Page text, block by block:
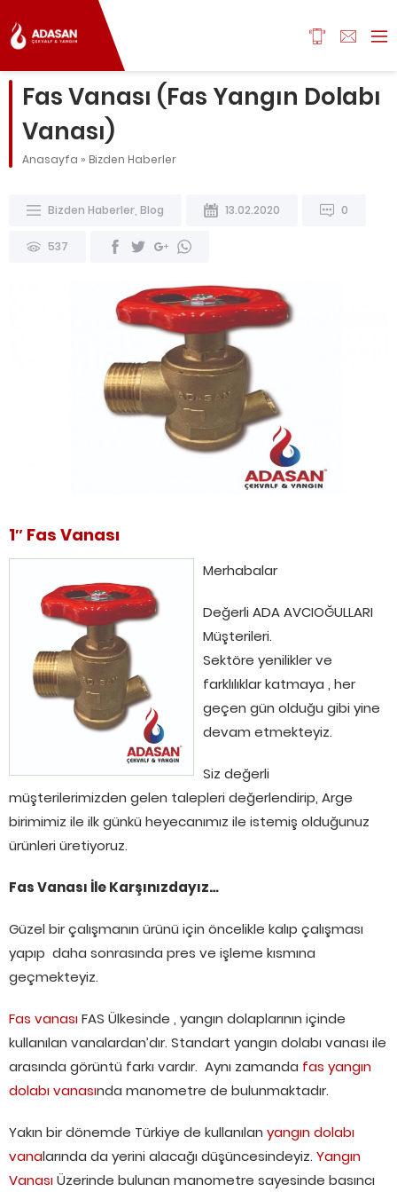
Fas Vanası (Fas Yangın Dolabı
Vanası)
Anasayfa » Bizden Haberler
Bizden Haberler Blog 13.02.2020 0
537
1″ Fas Vanası
Merhabalar
Değerli ADA AVCIOĞULLARI
Müşterileri.
Sektöre yenilikler ve
farklılıklar katmaya , her
geçen gün olduğu gibi yine
devam etmekteyiz.
Siz değerli
müşterilerimizden gelen talepleri değerlendirip, Arge
birimimiz ile ilk günkü heyecanımız ile istemiş olduğunuz
ürünleri üretiyoruz.
Fas Vanası İle Karşınızdayız…
Güzel bir çalışmanın ürünü için öncelikle kalıp çalışması
yapıp daha sonrasında pres ve işleme kısmına
geçmekteyiz.
Fas vanasıFAS Ülkesinde , yangın dolaplarının içinde
kullanılan vanalardan’dır. Standart yangın dolabı vanası ile
arasında görüntü farkı vardır. Aynı zamanda fas yangın
dolabı vanasında manometre de bulunmaktadır.
Yakın bir dönemde Türkiye de kullanılan yangın dolabı
vanalarında da yerini alacağı düşüncesindeyiz. Yangın
VanasıÜzerinde bulunan manometre sayesinde basıncı